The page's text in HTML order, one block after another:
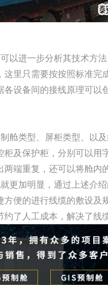
以进一步分析其技术方
里只需要按按照标准完
设备间的接线原理可以
舱类型、屏柜类型、以
及保护柜，分别可以用
端重复，还可以将舱内
更加明显，通过上述介
方便的进行线缆的敷设及
了人工成本，解决了线